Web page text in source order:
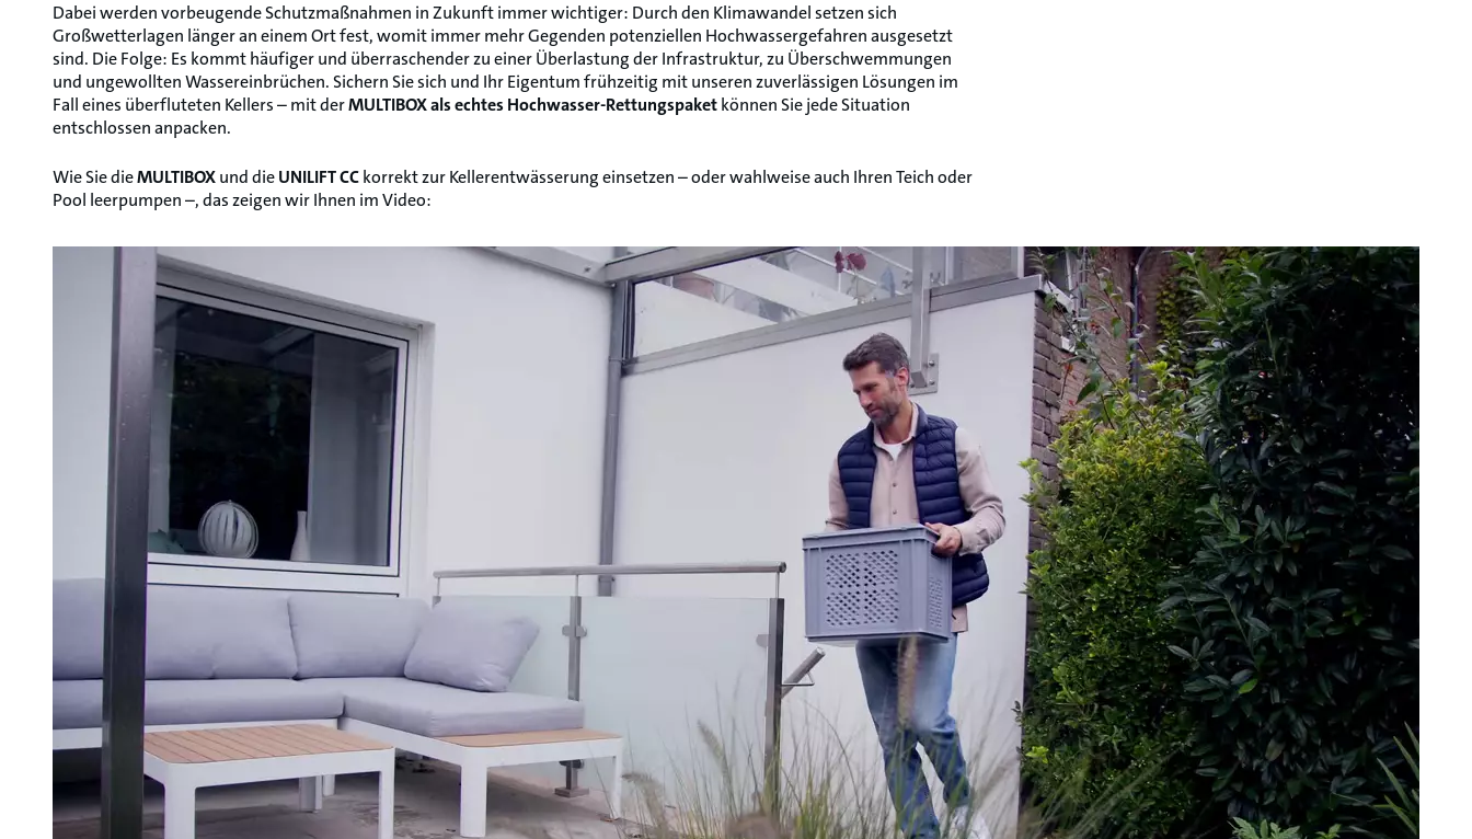
Dabei werden vorbeugende Schutzmaßnahmen in Zukunft immer wichtiger: Durch den Klimawandel setzen sich
Großwetterlagen länger an einem Ort fest, womit immer mehr Gegenden potenziellen Hochwassergefahren ausgesetzt
sind. Die Folge: Es kommt häufiger und überraschender zu einer Überlastung der Infrastruktur, zu Überschwemmungen
und ungewollten Wassereinbrüchen. Sichern Sie sich und Ihr Eigentum frühzeitig mit unseren zuverlässigen Lösungen im
Fall eines überfluteten Kellers – mit derMULTIBOX als echtes Hochwasser-Rettungspaketkönnen Sie jede Situation
entschlossen anpacken.
Wie Sie dieMULTIBOXund dieUNILIFT CCkorrekt zur Kellerentwässerung einsetzen – oder wahlweise auch Ihren Teich oder
Pool leerpumpen –, das zeigen wir Ihnen im Video: